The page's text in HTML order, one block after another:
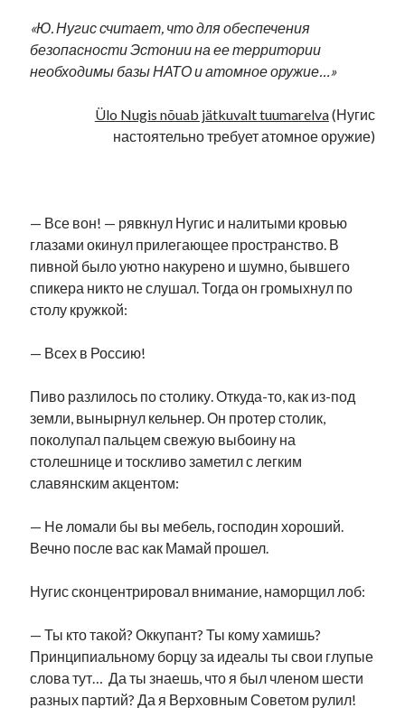
«Ю. Нугис считает, что для обеспечения
безопасности Эстонии на ее территории
необходимы базы НАТО и атомное оружие…»
Ülo Nugis nõuab jätkuvalt tuumarelva(Нугис
настоятельно требует атомное оружие)
— Все вон! — рявкнул Нугис и налитыми кровью
глазами окинул прилегающее пространство. В
пивной было уютно накурено и шумно, бывшего
спикера никто не слушал. Тогда он громыхнул по
столу кружкой:
— Всех в Россию!
Пиво разлилось по столику. Откуда-то, как из-под
земли, вынырнул кельнер. Он протер столик,
поколупал пальцем свежую выбоину на
столешнице и тоскливо заметил с легким
славянским акцентом:
— Не ломали бы вы мебель, господин хороший.
Вечно после вас как Мамай прошел.
Нугис сконцентрировал внимание, наморщил лоб:
— Ты кто такой? Оккупант? Ты кому хамишь?
Принципиальному борцу за идеалы ты свои глупые
слова тут… Да ты знаешь, что я был членом шести
разных партий? Да я Верховным Советом рулил!